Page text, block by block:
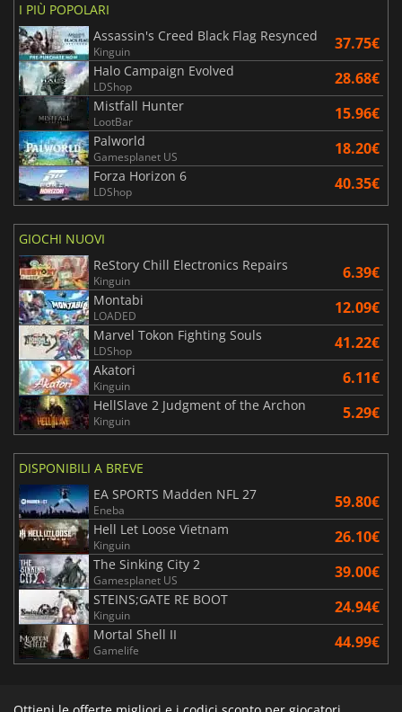
I PIÙ POPOLARI
Assassin's Creed Black Flag Resynced
Kinguin 37.75€
Halo Campaign Evolved
LDShop 28.68€
Mistfall Hunter
LootBar 15.96€
Palworld
Gamesplanet US 18.20€
Forza Horizon 6
LDShop 40.35€
GIOCHI NUOVI
ReStory Chill Electronics Repairs
Kinguin 6.39€
Montabi
LOADED 12.09€
Marvel Tokon Fighting Souls
LDShop 41.22€
Akatori
Kinguin 6.11€
HellSlave 2 Judgment of the Archon
Kinguin 5.29€
DISPONIBILI A BREVE
EA SPORTS Madden NFL 27
Eneba 59.80€
Hell Let Loose Vietnam
Kinguin 26.10€
The Sinking City 2
Gamesplanet US 39.00€
STEINS;GATE RE BOOT
Kinguin 24.94€
Mortal Shell II
Gamelife 44.99€